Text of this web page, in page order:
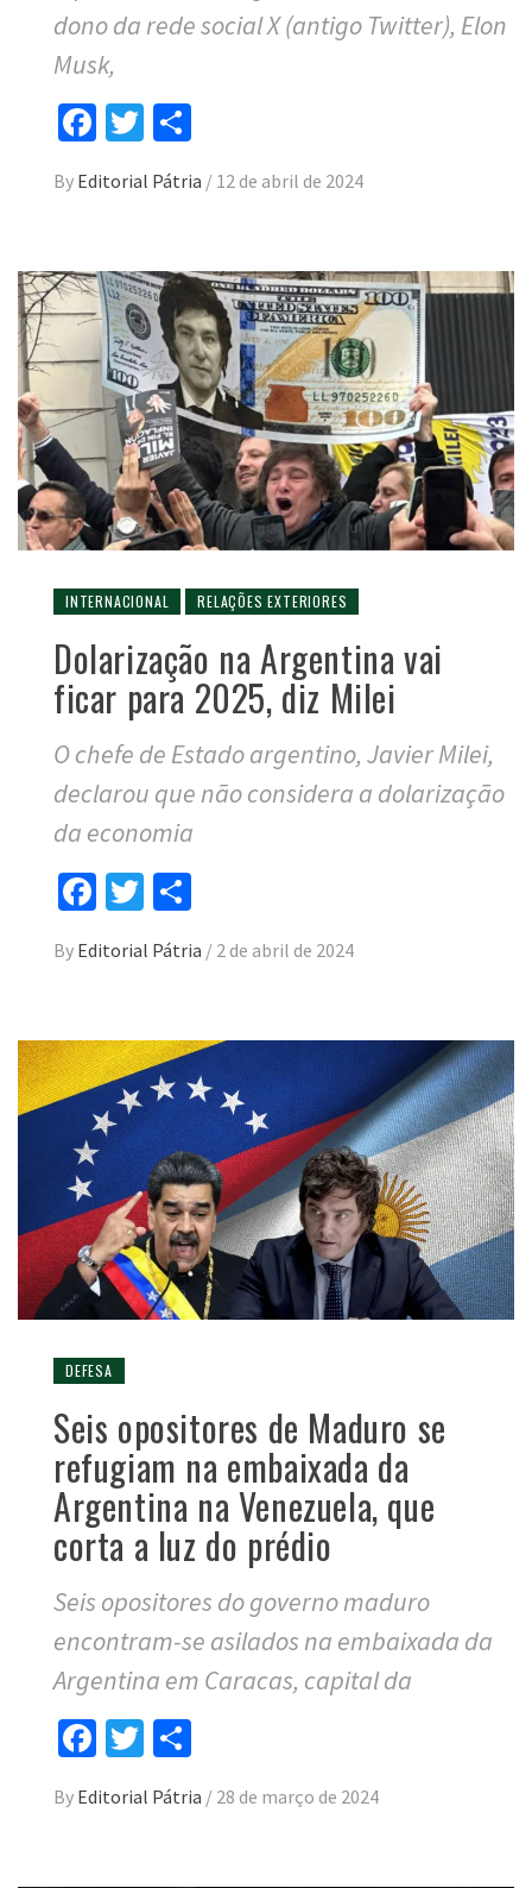
dono da rede social X (antigo Twitter), Elon
Musk,
Facebook
Twitter
By Editorial Pátria / 12 de abril de 2024
INTERNACIONAL RELAÇÕES EXTERIORES
Dolarização na Argentina vai
ficar para 2025, diz Milei
O chefe de Estado argentino, Javier Milei,
declarou que não considera a dolarização
da economia
Facebook
Twitter
By Editorial Pátria / 2 de abril de 2024
DEFESA
Seis opositores de Maduro se
refugiam na embaixada da
Argentina na Venezuela, que
corta a luz do prédio
Seis opositores do governo maduro
encontram-se asilados na embaixada da
Argentina em Caracas, capital da
Facebook
Twitter
By Editorial Pátria / 28 de março de 2024